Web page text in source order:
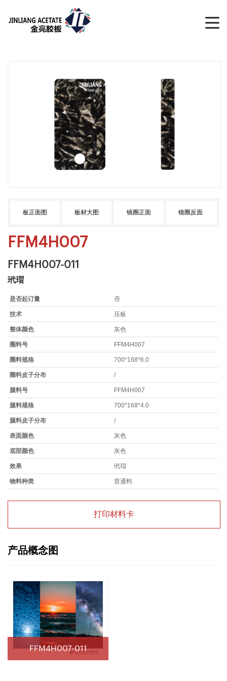
板正面图 板材大图 镜圈正面 镜圈反面
FFM4H007
FFM4H007-011
玳瑁
是否起订量 否
技术 压板
整体颜色 灰色
圈料号 FFM4H007
圈料规格 700*168*6.0
圈料皮子分布 /
腿料号 FFM4H007
腿料规格 700*168*4.0
腿料皮子分布 /
表面颜色 灰色
底部颜色 灰色
效果 玳瑁
物料种类 普通料
打印材料卡
产品概念图
FFM4H007-011